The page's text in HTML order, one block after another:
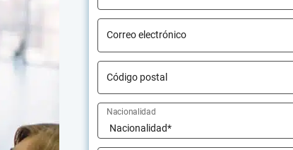
Correo electrónico
Código postal
Nacionalidad